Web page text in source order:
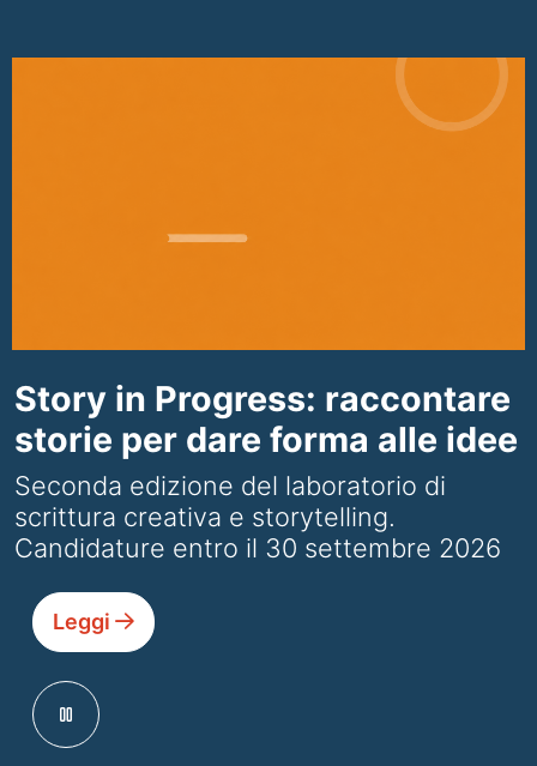
Story in Progress: raccontare
storie per dare forma alle idee
Seconda edizione del laboratorio di
scrittura creativa e storytelling.
Candidature entro il 30 settembre 2026
Leggi
pause